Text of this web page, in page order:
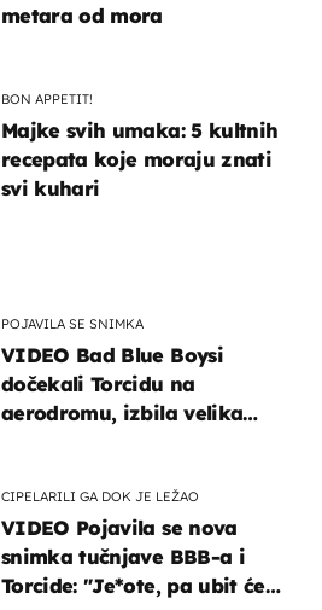
POJAVILA SE SNIMKA
VIDEO Bad Blue Boysi
dočekali Torcidu na
aerodromu, izbila velika
CIPELARILI GA DOK JE LEŽAO
VIDEO Pojavila se nova
snimka tučnjave BBB-a i
Torcide: "Je*ote, pa ubit će
metara od mora
BON APPETIT!
Majke svih umaka: 5 kultnih
recepata koje moraju znati
svi kuhari